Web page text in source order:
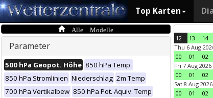
Top Karten
Alle Modelle
Parameter
500 hPa Geopot. Höhe 850 hPa Temp.
850 hPa Stromlinien Niederschlag 2m Temp
700 hPa Vertikalbew 850 hPa Pot. Äquiv. Temp
12 13 14
Thu 6 Aug
00
01 02
Fri 7 Aug 2026
00
01 02
Sat 8 Aug 2026
00
01 02